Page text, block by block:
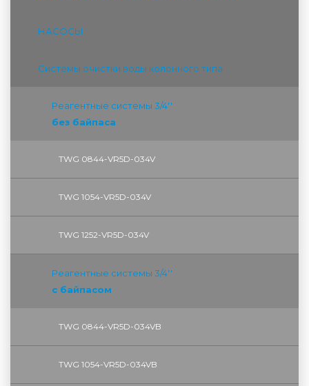
НАСОСЫ
Системы очистки воды колонного типа
Реагентные системы 3/4''
без байпаса
TWG 0844-VR5D-034V
TWG 1054-VR5D-034V
TWG 1252-VR5D-034V
Реагентные системы 3/4''
с байпасом
TWG 0844-VR5D-034VB
TWG 1054-VR5D-034VB